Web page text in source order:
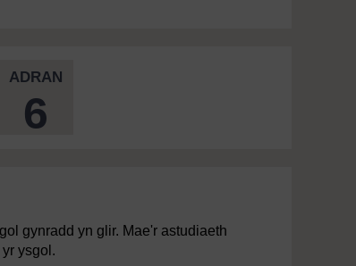
ADRAN
6
gynradd yn glir. Mae'r astudiaeth
ysgol.